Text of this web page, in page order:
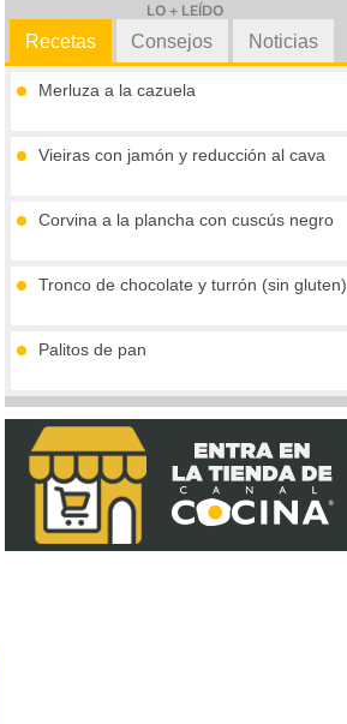
LO + LEÍDO
Recetas
Merluza a la cazuela
Vieiras con jamón y reducción al cava
Corvina a la plancha con cuscús negro
Tronco de chocolate y turrón (sin gluten)
Palitos de pan
Compota de mango
Consejos Noticias